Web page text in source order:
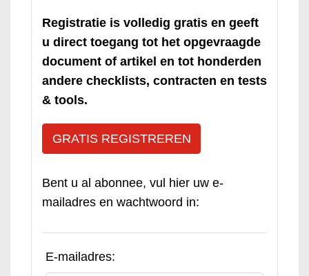
Registratie is volledig gratis en geeft
u direct toegang tot het opgevraagde
document of artikel en tot honderden
andere checklists, contracten en tests
& tools.
GRATIS REGISTREREN
Bent u al abonnee, vul hier uw e-
mailadres en wachtwoord in:
E-mailadres: